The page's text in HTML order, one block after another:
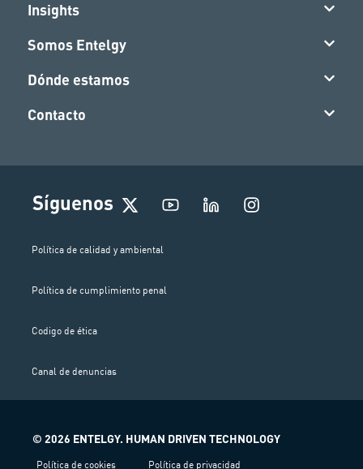
Insights
Somos Entelgy
Dónde estamos
Contacto
Síguenos
I
n
Política de calidad y ambiental
Política de cumplimiento penal
Codigo de ética
Canal de denuncias
© 2026 ENTELGY. HUMAN DRIVEN TECHNOLOGY
Política de cookies Política de privacidad